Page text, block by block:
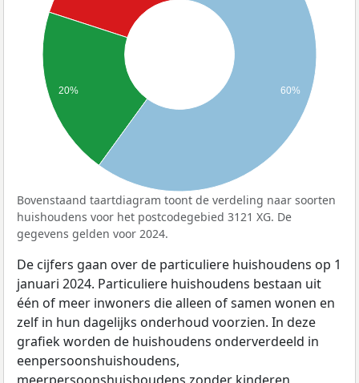
20% 60%
Bovenstaand taartdiagram toont de verdeling naar soorten
huishoudens voor het postcodegebied 3121 XG. De
gegevens gelden voor 2024.
De cijfers gaan over de particuliere huishoudens op 1
januari 2024. Particuliere huishoudens bestaan uit
één of meer inwoners die alleen of samen wonen en
zelf in hun dagelijks onderhoud voorzien. In deze
grafiek worden de huishoudens onderverdeeld in
eenpersoonshuishoudens,